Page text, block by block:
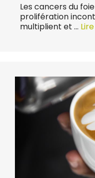
Les cancers du
prolifération
multiplient et …